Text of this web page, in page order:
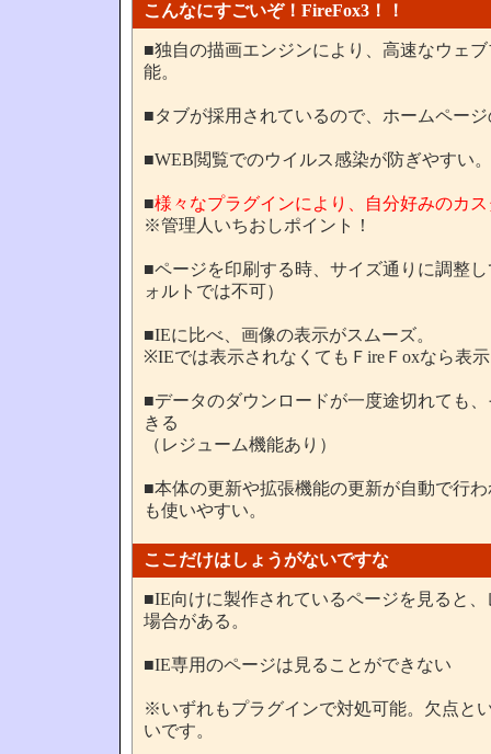
こんなにすごいぞ！FireFox3！！
■独自の描画エンジンにより、高速なウェ
能。
■タブが採用されているので、ホームペー
■WEB閲覧でのウイルス感染が防ぎやすい。
■様々なプラグインにより、自分好みのカ
※管理人いちおしポイント！
■ページを印刷する時、サイズ通りに調整
ォルトでは不可）
■IEに比べ、画像の表示がスムーズ。
※IEでは表示されなくてもＦireＦoxなら表
■データのダウンロードが一度途切れても
きる
（レジューム機能あり）
■本体の更新や拡張機能の更新が自動で行
も使いやすい。
ここだけはしょうがないですな
■IE向けに製作されているページを見ると
場合がある。
■IE専用のページは見ることができない
※いずれもプラグインで対処可能。欠点と
いです。